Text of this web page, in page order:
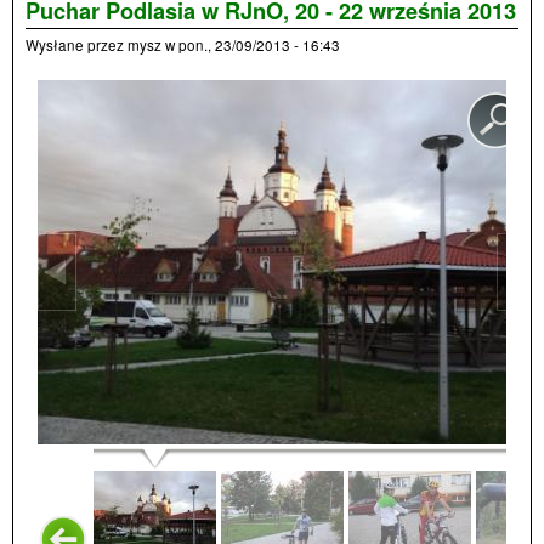
Puchar Podlasia w RJnO, 20 - 22 września 2013
Wysłane przezmyszwpon., 23/09/2013 - 16:43